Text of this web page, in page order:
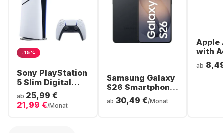
-15%
Sony PlayStation
5 Slim Digital
Console
ab 25,99 €
21,99 €/Monat
Samsung Galaxy
S26 Smartphone
- 256GB - Dual
SIM
ab 30,49 €/Monat
Apple
with
Noise
ab